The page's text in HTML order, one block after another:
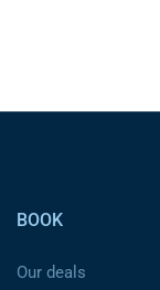
BOOK
Our deals